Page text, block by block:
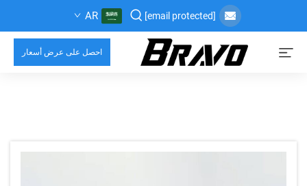
[email protected]
AR
احصل على عرض أسعار